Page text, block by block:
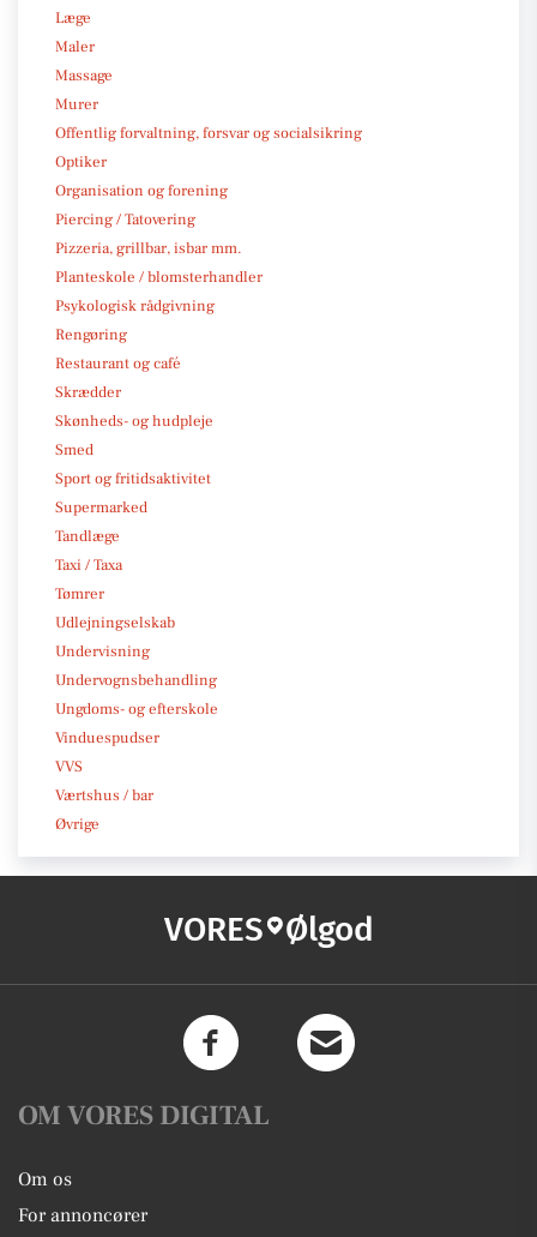
Læge
Maler
Massage
Murer
Offentlig forvaltning, forsvar og socialsikring
Optiker
Organisation og forening
Piercing / Tatovering
Pizzeria, grillbar, isbar mm.
Planteskole / blomsterhandler
Psykologisk rådgivning
Rengøring
Restaurant og café
Skrædder
Skønheds- og hudpleje
Smed
Sport og fritidsaktivitet
Supermarked
Tandlæge
Taxi / Taxa
Tømrer
Udlejningselskab
Undervisning
Undervognsbehandling
Ungdoms- og efterskole
Vinduespudser
VVS
Værtshus / bar
Øvrige
VORES Ølgod
OM VORES DIGITAL
Om os
For annoncører